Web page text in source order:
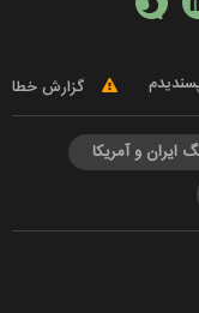
گزارش خطا
ایران و آمریکا